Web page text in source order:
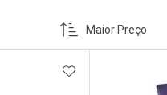
Maior Preço
ADICIONAR